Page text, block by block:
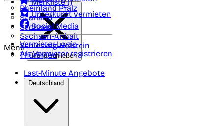
Rheinland Pfalz
Saarland
Sachsen
Sachsen-Anhalt
Schleswig-Holstein
Thüringen
Merkliste ()
Unterkunft vermieten
Social Media
Vermieter-Login
Als Vermieter registrieren
Menü
Menü schließen
Last-Minute Angebote
Deutschland